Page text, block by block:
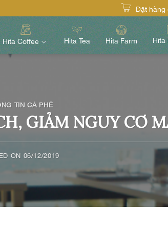
Đặt hàng
Hita Coffee Hita Tea Hita Farm Hita
TIN CÀ PHÊ
GIẢM NGUY CƠ
ON 06/12/2019